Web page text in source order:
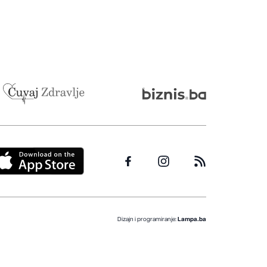
Dizajn i programiranje: Lampa.ba